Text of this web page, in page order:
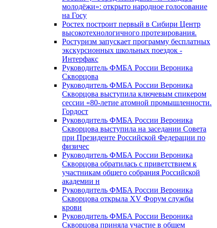
молодёжи»: открыто народное голосование
на Госу
Ростех построит первый в Сибири Центр
высокотехнологичного протезирования.
Ростуризм запускает программу бесплатных
экскурсионных школьных поездок -
Интерфакс
Руководитель ФМБА России Вероника
Скворцова
Руководитель ФМБА России Вероника
Скворцова выступила ключевым спикером
сессии «80-летие атомной промышленности.
Гордост
Руководитель ФМБА России Вероника
Скворцова выступила на заседании Совета
при Президенте Российской Федерации по
физичес
Руководитель ФМБА России Вероника
Скворцова обратилась с приветствием к
участникам общего собрания Российской
академии н
Руководитель ФМБА России Вероника
Скворцова открыла XV Форум службы
крови
Руководитель ФМБА России Вероника
Скворцова приняла участие в общем